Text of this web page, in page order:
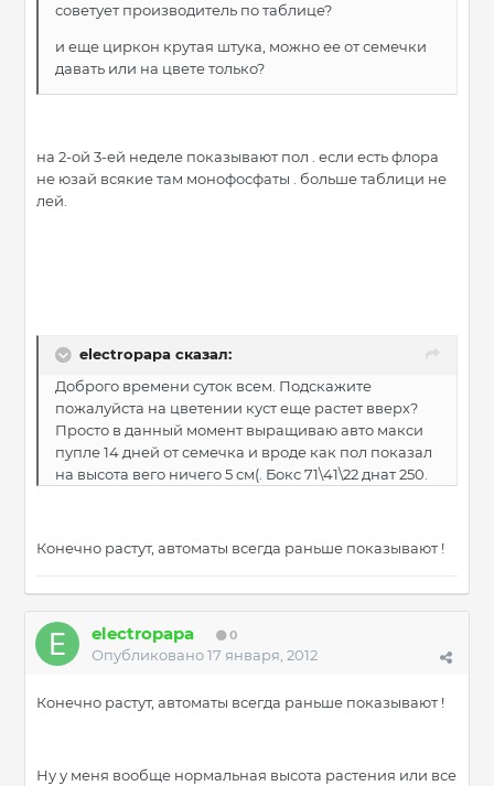
советует производитель по таблице?
и еще циркон крутая штука, можно ее от семечки
давать или на цвете только?
на 2-ой 3-ей неделе показывают пол . если есть флора
не юзай всякие там монофосфаты . больше таблици не
лей.
electropapa сказал:
Доброго времени суток всем. Подскажите
пожалуйста на цветении куст еще растет вверх?
Просто в данный момент выращиваю авто макси
пупле 14 дней от семечка и вроде как пол показал
на высота вего ничего 5 см(. Бокс 71\41\22 днат 250.
Конечно растут, автоматы всегда раньше показывают !
electropapa 0
Опубликовано17 января, 2012
Конечно растут, автоматы всегда раньше показывают !
Ну у меня вообще нормальная высота растения или все